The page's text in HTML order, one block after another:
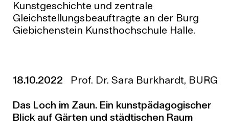
Kunstgeschichte und zentrale
Gleichstellungsbeauftragte an der Burg
Giebichenstein Kunsthochschule Halle.
18.10.2022 Prof. Dr. Sara Burkhardt, BURG
Das Loch im Zaun. Ein kunstpädagogischer
Blick auf Gärten und städtischen Raum